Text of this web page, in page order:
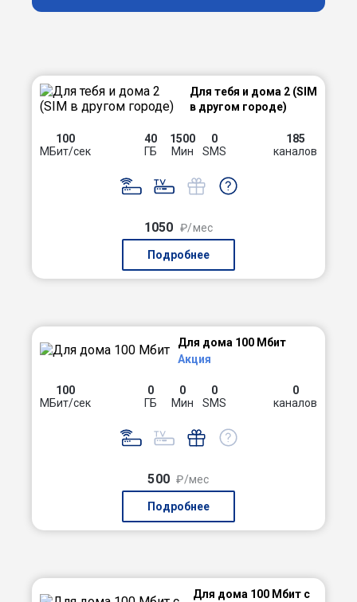
Для тебя и дома 2 (SIM
в другом городе)
100
МБит/сек
40
ГБ
1500
Мин
0
SMS
185
каналов
1050 ₽/мес
Подробнее
Для дома 100 Мбит
Акция
100
МБит/сек
0
ГБ
0
Мин
0
SMS
0
каналов
500 ₽/мес
Подробнее
Для дома 100 Мбит с